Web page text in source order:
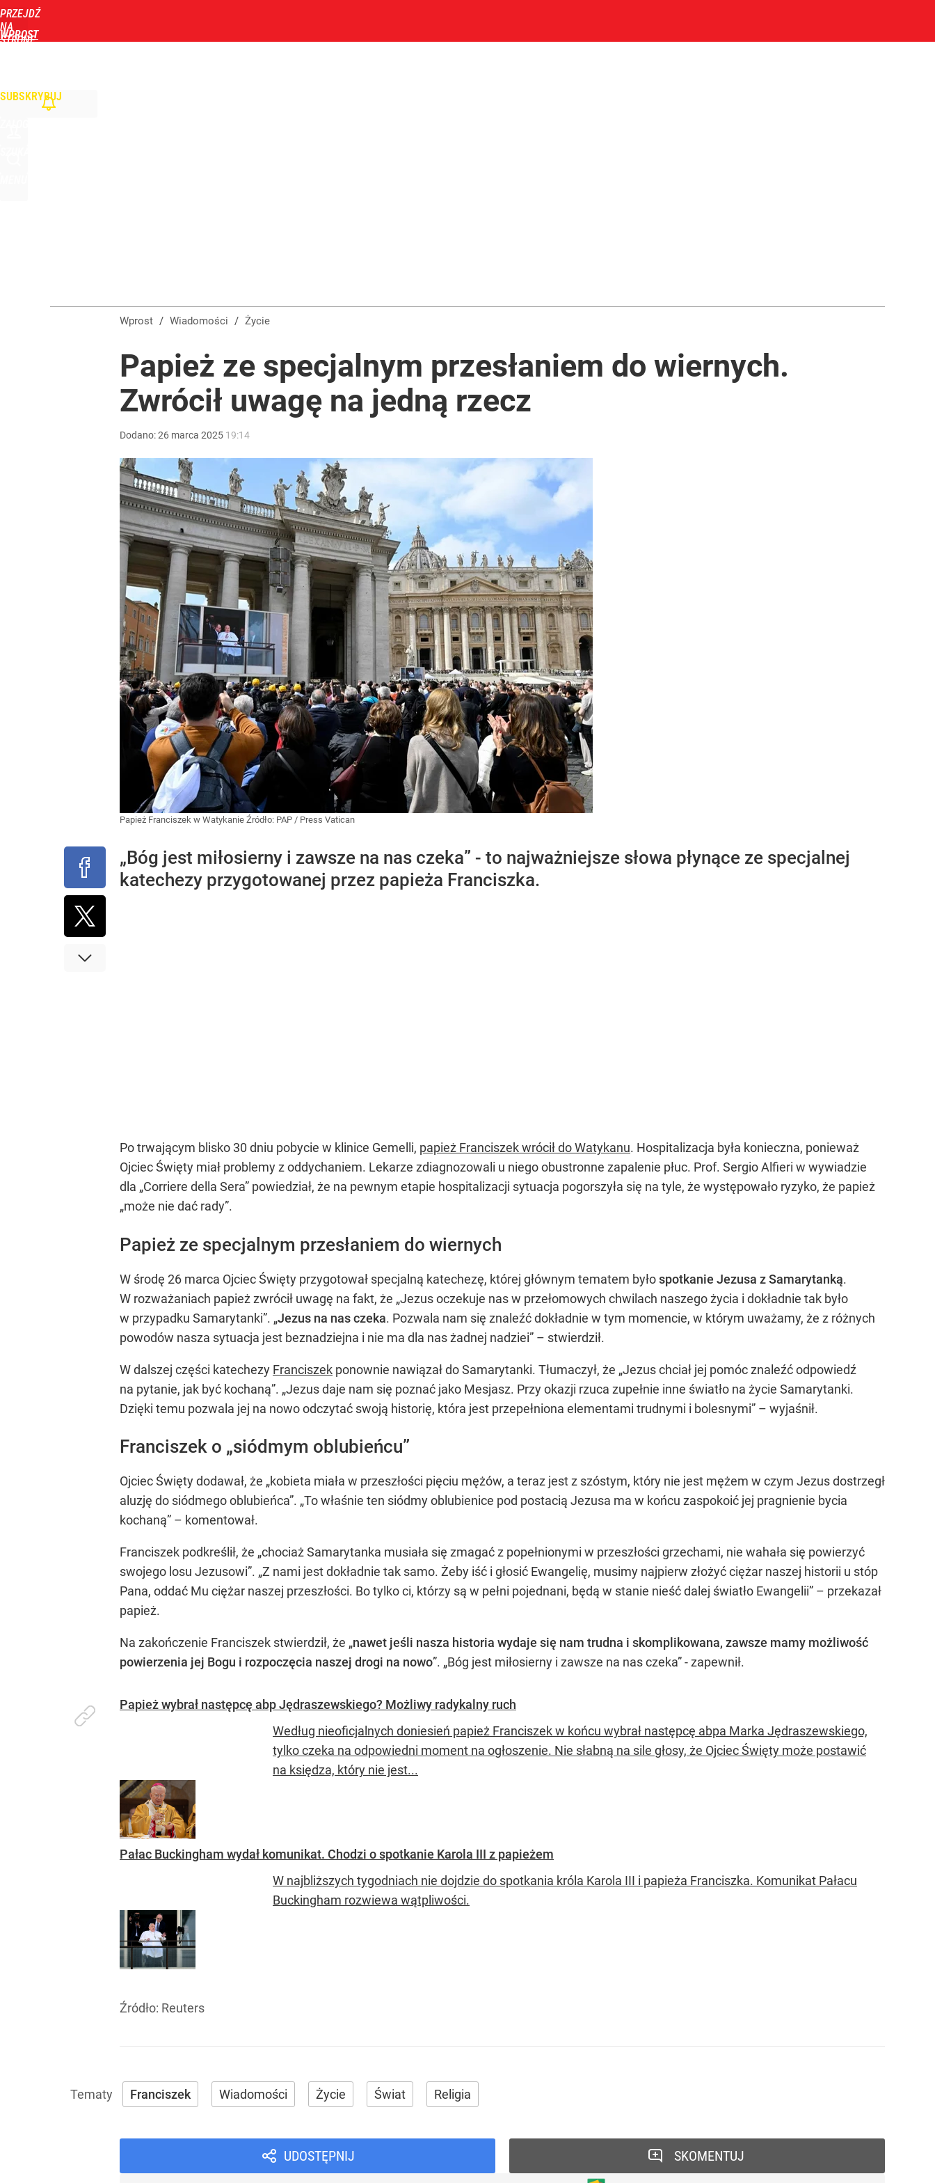
PRZEJDŹ
NA
STRONĘ
WPROST
SUBSKRYBUJ
Wprost / Wiadomości / Życie
Papież ze specjalnym przesłaniem do wiernych.
Zwrócił uwagę na jedną rzecz
Dodano:26 marca 2025 19:14
Papież Franciszek w Watykanie Źródło: PAP / Press Vatican
„Bóg jest miłosierny i zawsze na nas czeka” - to najważniejsze słowa płynące ze specjalnej
katechezy przygotowanej przez papieża Franciszka.
Po trwającym blisko 30 dniu pobycie w klinice Gemelli, papież Franciszek wrócił do Watykanu. Hospitalizacja była konieczna, ponieważ
Ojciec Święty miał problemy z oddychaniem. Lekarze zdiagnozowali u niego obustronne zapalenie płuc. Prof. Sergio Alfieri w wywiadzie
dla „Corriere della Sera” powiedział, że na pewnym etapie hospitalizacji sytuacja pogorszyła się na tyle, że występowało ryzyko, że papież
„może nie dać rady”.
Papież ze specjalnym przesłaniem do wiernych
W środę 26 marca Ojciec Święty przygotował specjalną katechezę, której głównym tematem byłospotkanie Jezusa z Samarytanką.
W rozważaniach papież zwrócił uwagę na fakt, że „Jezus oczekuje nas w przełomowych chwilach naszego życia i dokładnie tak było
w przypadku Samarytanki”. „Jezus na nas czeka. Pozwala nam się znaleźć dokładnie w tym momencie, w którym uważamy, że z różnych
powodów nasza sytuacja jest beznadziejna i nie ma dla nas żadnej nadziei” – stwierdził.
W dalszej części katechezy Franciszek ponownie nawiązał do Samarytanki. Tłumaczył, że „Jezus chciał jej pomóc znaleźć odpowiedź
na pytanie, jak być kochaną”. „Jezus daje nam się poznać jako Mesjasz. Przy okazji rzuca zupełnie inne światło na życie Samarytanki.
Dzięki temu pozwala jej na nowo odczytać swoją historię, która jest przepełniona elementami trudnymi i bolesnymi” – wyjaśnił.
Franciszek o „siódmym oblubieńcu”
Ojciec Święty dodawał, że „kobieta miała w przeszłości pięciu mężów, a teraz jest z szóstym, który nie jest mężem w czym Jezus dostrzegł
aluzję do siódmego oblubieńca”. „To właśnie ten siódmy oblubienice pod postacią Jezusa ma w końcu zaspokoić jej pragnienie bycia
kochaną” – komentował.
Franciszek podkreślił, że „chociaż Samarytanka musiała się zmagać z popełnionymi w przeszłości grzechami, nie wahała się powierzyć
swojego losu Jezusowi”. „Z nami jest dokładnie tak samo. Żeby iść i głosić Ewangelię, musimy najpierw złożyć ciężar naszej historii u stóp
Pana, oddać Mu ciężar naszej przeszłości. Bo tylko ci, którzy są w pełni pojednani, będą w stanie nieść dalej światło Ewangelii” – przekazał
papież.
Na zakończenie Franciszek stwierdził, że „nawet jeśli nasza historia wydaje się nam trudna i skomplikowana, zawsze mamy możliwość
powierzenia jej Bogu i rozpoczęcia naszej drogi na nowo”. „Bóg jest miłosierny i zawsze na nas czeka” - zapewnił.
Papież wybrał następcę abp Jędraszewskiego? Możliwy radykalny ruch
Według nieoficjalnych doniesień papież Franciszek w końcu wybrał następcę abpa Marka Jędraszewskiego,
tylko czeka na odpowiedni moment na ogłoszenie. Nie słabną na sile głosy, że Ojciec Święty może postawić
na księdza, który nie jest...
Pałac Buckingham wydał komunikat. Chodzi o spotkanie Karola III z papieżem
W najbliższych tygodniach nie dojdzie do spotkania króla Karola III i papieża Franciszka. Komunikat Pałacu
Buckingham rozwiewa wątpliwości.
Źródło: Reuters
Franciszek Wiadomości Życie Świat Religia
UDOSTĘPNIJ SKOMENTUJ